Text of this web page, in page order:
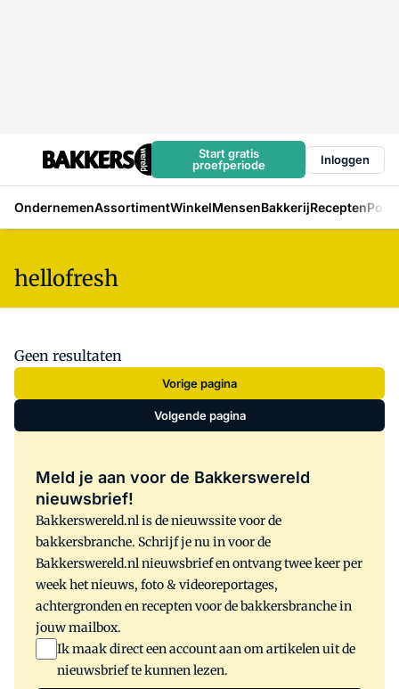
Start gratis
proefperiode
Inloggen
OndernemenAssortimentWinkelMensenBakkerijRecepten
hellofresh
Geen resultaten
Vorige pagina
Volgende pagina
Meld je aan voor de Bakkerswereld
nieuwsbrief!
Bakkerswereld.nl is de nieuwssite voor de
bakkersbranche. Schrijf je nu in voor de
Bakkerswereld.nl nieuwsbrief en ontvang twee keer per
week het nieuws, foto & videoreportages,
achtergronden en recepten voor de bakkersbranche in
jouw mailbox.
Ik maak direct een account aan om artikelen uit de
nieuwsbrief te kunnen lezen.